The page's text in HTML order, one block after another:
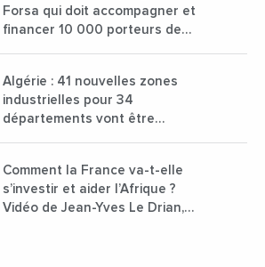
Forsa qui doit accompagner et
financer 10 000 porteurs de
Algérie : 41 nouvelles zones
industrielles pour 34
départements vont être
Comment la France va-t-elle
s’investir et aider l’Afrique ?
Vidéo de Jean-Yves Le Drian,